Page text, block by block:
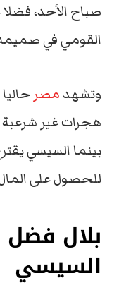
صباح الأحد،
القومي في
وتشهدمصر
هجرات غير
بينما السيسي
للحصول على المال
بلال فضل
السيسي